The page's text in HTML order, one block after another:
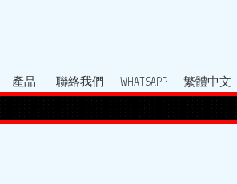
產品 聯絡我們 WHATSAPP 繁體中文